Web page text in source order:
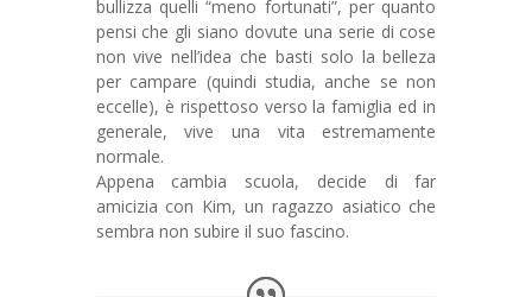
bullizza quelli “meno fortunati”, per quanto
pensi che gli siano dovute una serie di cose
non vive nell’idea che basti solo la belleza
per campare (quindi studia, anche se non
eccelle), è rispettoso verso la famiglia ed in
generale, vive una vita estremamente
normale.
Appena cambia scuola, decide di far
amicizia con Kim, un ragazzo asiatico che
sembra non subire il suo fascino.